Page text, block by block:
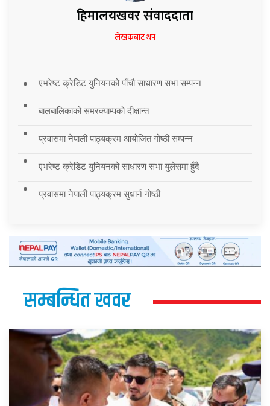
हिमालयखवर संवाददाता
लेखकबाट थप
एभरेष्ट क्रेडिट युनियनको पाँचौ साधारण सभा सम्पन्न
बालबालिकाको समरक्याम्पको दीक्षान्त
प्रवासमा नेपाली पाठ्यक्रम आयोजित गोष्ठी सम्पन्न
एभरेष्ट क्रेडिट युनियनको साधारण सभा युलेसमा हुँदै
प्रवासमा नेपाली पाठ्यक्रम सुधार्न गोष्ठी
सम्बन्धित खवर